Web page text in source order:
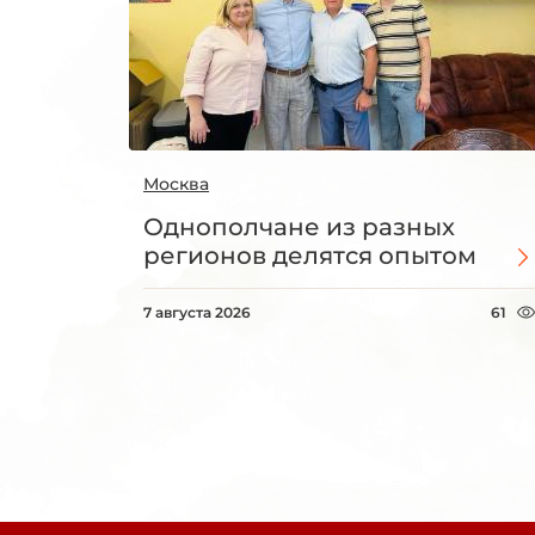
Москва
Однополчане из разных
регионов делятся опытом
7 августа 2026 61